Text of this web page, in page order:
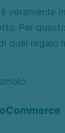
veramente
Per
regalo